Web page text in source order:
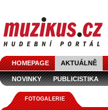
HOMEPAGE AKTUÁLNĚ
NOVINKY PUBLICISTIKA
FOTOGALERIE